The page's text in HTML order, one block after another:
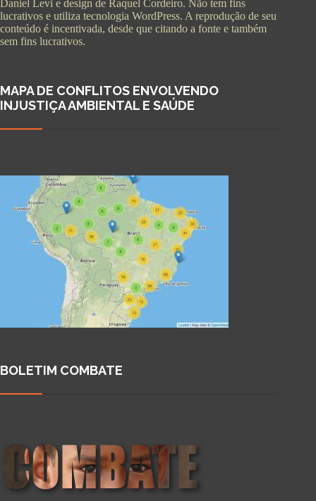
Daniel Levi e design de Raquel Cordeiro. Não tem fins
lucrativos e utiliza tecnologia WordPress. A reprodução de seu
conteúdo é incentivada, desde que citando a fonte e também
sem fins lucrativos.
MAPA DE CONFLITOS ENVOLVENDO
INJUSTIÇA AMBIENTAL E SAÚDE
BOLETIM COMBATE